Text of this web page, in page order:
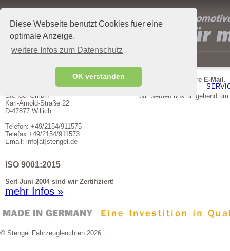
Diese Webseite benutzt Cookies fuer eine
optimale Anzeige.
weitere Infos zum Datenschutz
OK verstanden
STENGEL GMBH AKTUELLES
Stengel GmbH
Karl-Arnold-Straße 22
D-47877 Willich
Telefon: +49/2154/911575
Telefax:+49/2154/911573
Email: info[at]stengel.de
ISO 9001:2015
Seit Juni 2004 sind wir Zertifiziert!
mehr Infos »
Vielen Dank für Ihre E-Mail.
Wir werden uns umgehend
© Stengel Fahrzeugleuchten 2026